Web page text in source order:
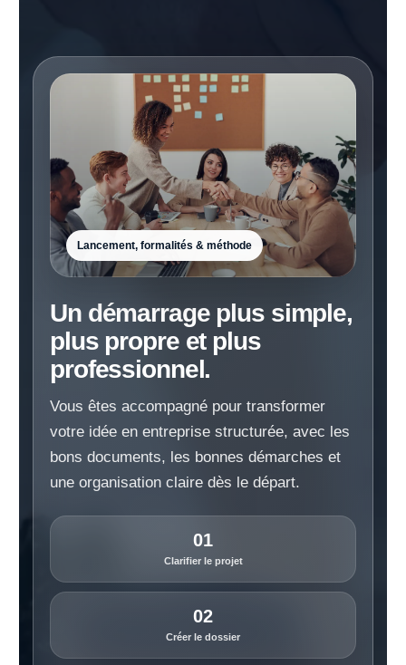
Lancement, formalités & méthode
Un démarrage plus simple,
plus propre et plus
professionnel.
Vous êtes accompagné pour transformer
votre idée en entreprise structurée, avec les
bons documents, les bonnes démarches et
une organisation claire dès le départ.
01
Clarifier le projet
02
Créer le dossier